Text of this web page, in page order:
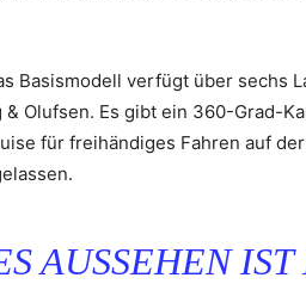
Basismodell verfügt über sechs
Olufsen. Es gibt ein 360-Grad-
für freihändiges Fahren auf
AUSSEHEN